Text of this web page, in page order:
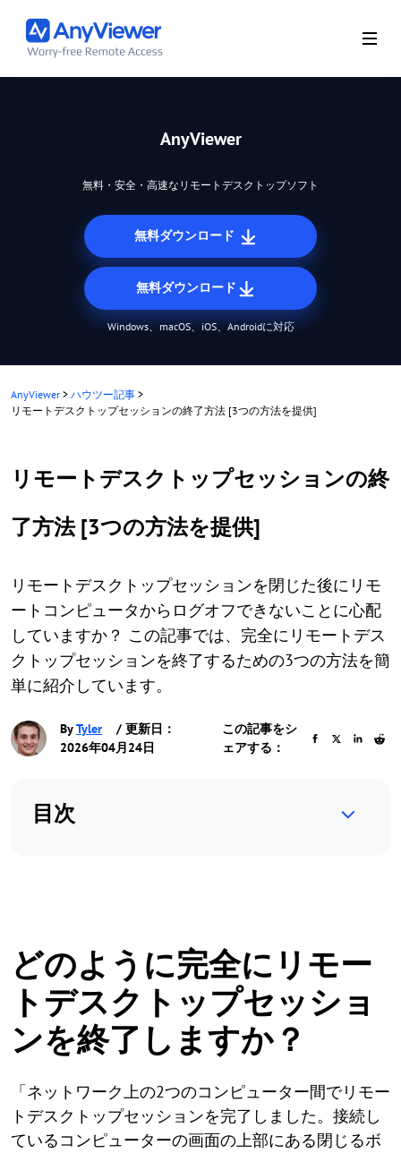
AnyViewer
無料・安全・高速なリモートデスクトップソフト
無料ダウンロード
無料ダウンロード
Windows、macOS、iOS、Androidに対応
AnyViewer > ハウツー記事 >
リモートデスクトップセッションの終了方法 [3つの方法を提供]
リモートデスクトップセッションの終
了方法 [3つの方法を提供]
リモートデスクトップセッションを閉じた後にリモ
ートコンピュータからログオフできないことに心配
していますか？ この記事では、完全にリモートデス
クトップセッションを終了するための3つの方法を簡
単に紹介しています。
ByTyler
/ 更新日：
2026年04月24日
この記事をシ
ェアする：
目次
どのように完全にリモー
トデスクトップセッショ
ンを終了しますか？
「ネットワーク上の2つのコンピューター間でリモー
トデスクトップセッションを完了しました。接続し
ているコンピューターの画面の上部にある閉じるボ